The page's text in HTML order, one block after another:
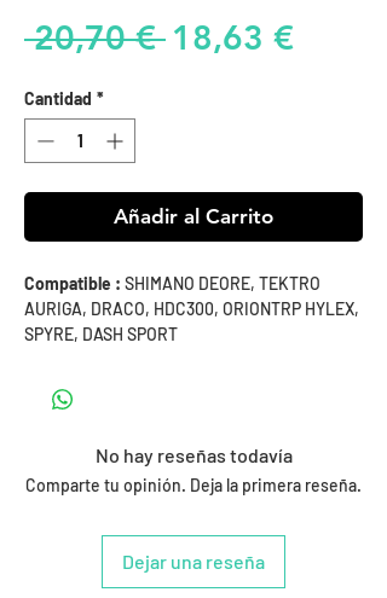
20,70 € Precio
18,63 €Precio
Cantidad *
Añadir al Carrito
Compatible : SHIMANO DEORE, TEKTRO
AURIGA, DRACO, HDC300, ORIONTRP HYLEX,
SPYRE, DASH SPORT
No hay reseñas todavía
Comparte tu opinión. Deja la primera reseña.
Dejar una reseña